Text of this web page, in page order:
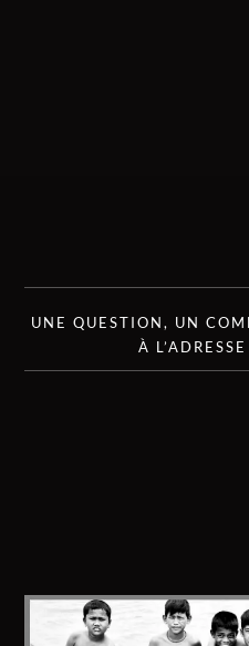
UNE QUESTION, UN
À